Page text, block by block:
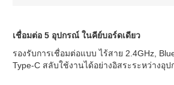
เชื่อมต่อ 5 อุปกรณ์ ในคีย์บอร์ดเดียว
รองรับการเชื่อมต่อแบบ ไร้สาย 2.4GHz,
Type-C สลับใช้งานได้อย่างอิสระระหว่างอุ